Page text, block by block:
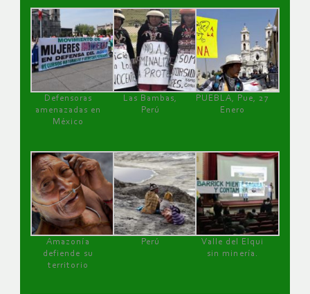
Defensoras
amenazadas en
México
Las Bambas,
Perú
PUEBLA, Pue, 27
Enero
Amazonía
defiende su
territorio
Perú
Valle del Elqui
sin minería.